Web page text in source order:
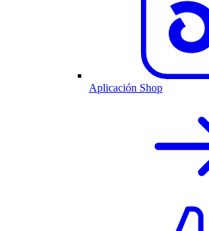
Aplicación Shop